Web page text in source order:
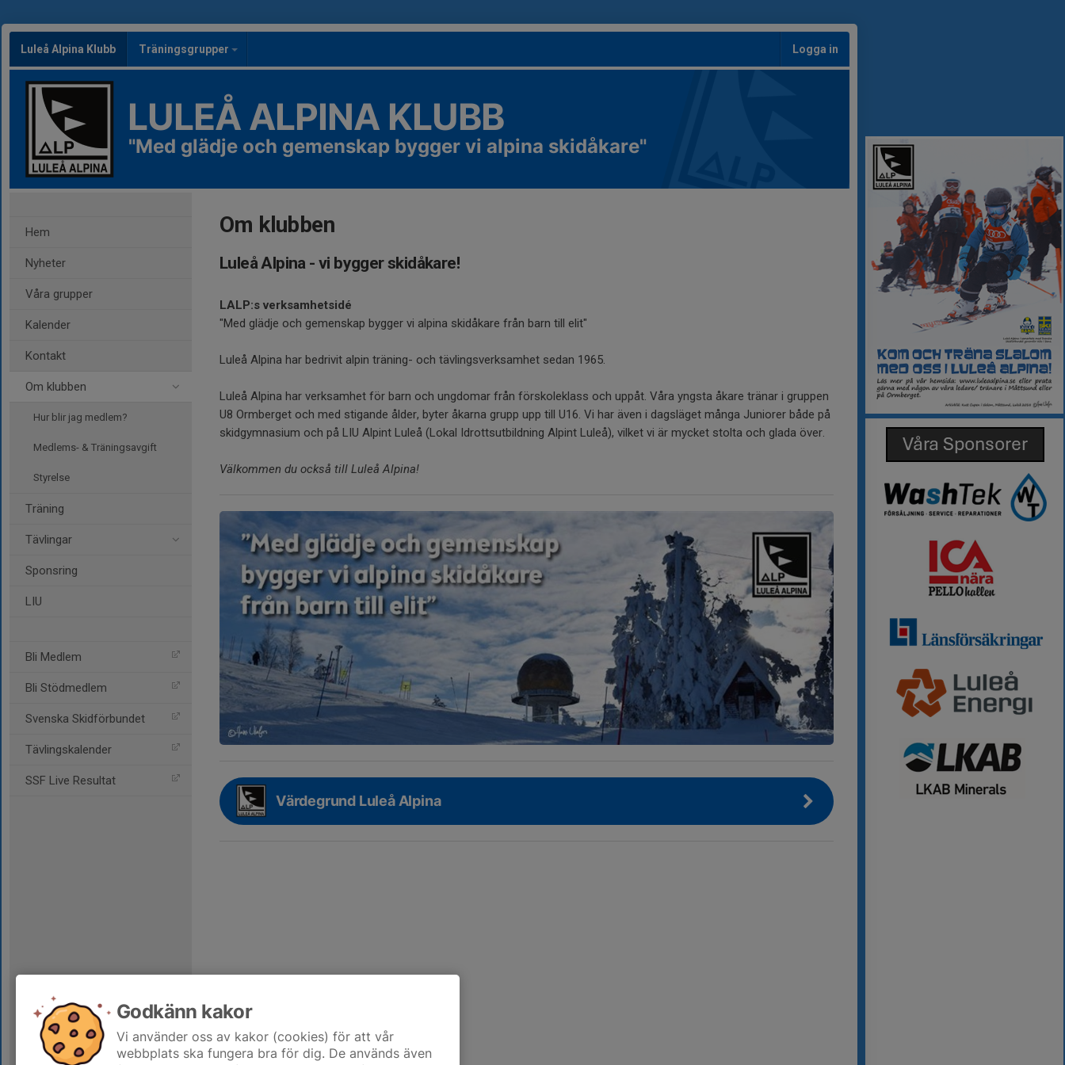
Luleå Alpina Klubb Träningsgrupper Logga in
LULEÅ ALPINA KLUBB
"Med glädje och gemenskap bygger vi alpina skidåkare"
Hem
Nyheter
Våra grupper
Kalender
Kontakt
Om klubben
Hur blir jag medlem?
Medlems- & Träningsavgift
Styrelse
Träning
Tävlingar
Sponsring
LIU
Bli Medlem
Bli Stödmedlem
Svenska Skidförbundet
Tävlingskalender
SSF Live Resultat
Om klubben
Luleå Alpina - vi bygger skidåkare!
LALP:s verksamhetsidé
"Med glädje och gemenskap bygger vi alpina skidåkare från barn till elit"
Luleå Alpina har bedrivit alpin träning- och tävlingsverksamhet sedan 1965.
Luleå Alpina har verksamhet för barn och ungdomar från förskoleklass och uppåt. Våra yngsta åkare tränar i gruppen
U8 Ormberget och med stigande ålder, byter åkarna grupp upp till U16. Vi har även i dagsläget många Juniorer både på
skidgymnasium och på LIU Alpint Luleå (Lokal Idrottsutbildning Alpint Luleå), vilket vi är mycket stolta och glada över.
Välkommen du också till Luleå Alpina!
Värdegrund Luleå Alpina
Godkänn kakor
Vi använder oss av kakor (cookies) för att vår
webbplats ska fungera bra för dig. De används även